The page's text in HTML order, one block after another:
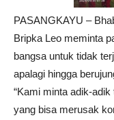
PASANGKAYU –
Bripka Leo meminta
bangsa untuk tidak
apalagi hingga
“Kami minta adik-
yang bisa merusak